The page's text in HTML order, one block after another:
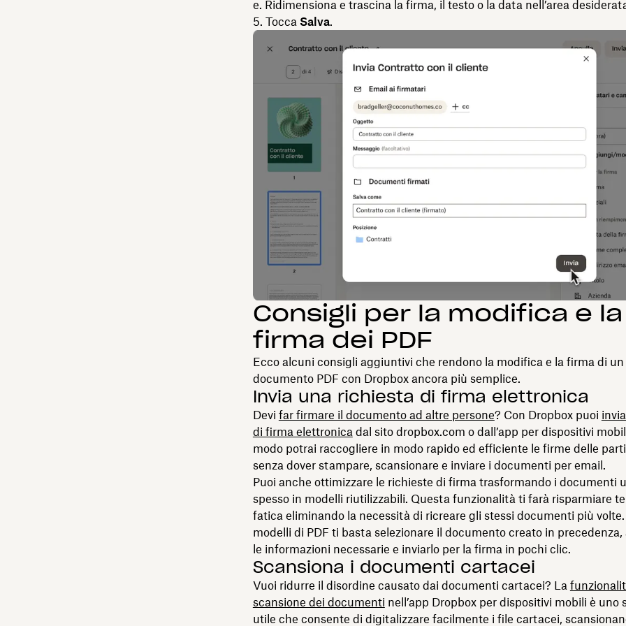
e. Ridimensiona e trascina la firma, il testo o la data nell’area
5. Tocca Salva.
Consigli per la modifica e la
firma dei PDF
Ecco alcuni consigli aggiuntivi che rendono la modifica e la firma di un
documento PDF con Dropbox ancora più semplice.
Invia una richiesta di firma elettronica
Devi far firmare il documento ad altre persone? Con Dropbox puoi
di firma elettronicadal sito dropbox.com o dall’app per dispositivi
modo potrai raccogliere in modo rapido ed efficiente le firme delle
senza dover stampare, scansionare e inviare i documenti per email.
Puoi anche ottimizzare le richieste di firma trasformando i documenti
spesso in modelli riutilizzabili. Questa funzionalità ti farà risparmiare
fatica eliminando la necessità di ricreare gli stessi documenti più
modelli di PDF ti basta selezionare il documento creato in
le informazioni necessarie e inviarlo per la firma in pochi clic.
Scansiona i documenti cartacei
Vuoi ridurre il disordine causato dai documenti cartacei? La
scansione dei documenti nell’app Dropbox per dispositivi mobili è uno
utile che consente di digitalizzare facilmente i file cartacei,